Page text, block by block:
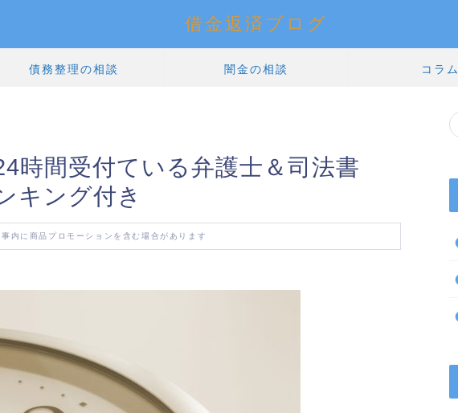
借金返済ブログ
債務整理の相談 闇金の相談 コラム
時間受付ている弁護士＆司法書
キング付き
事内に商品プロモーションを含む場合があります